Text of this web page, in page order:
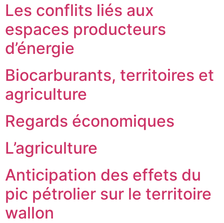
Les conflits liés aux
espaces producteurs
d’énergie
Biocarburants, territoires et
agriculture
Regards économiques
L’agriculture
Anticipation des effets du
pic pétrolier sur le territoire
wallon